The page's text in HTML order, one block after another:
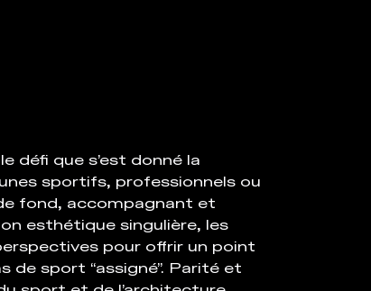
défi que s’est donné la
sportifs, professionnels ou
fond, accompagnant et
esthétique singulière, les
pour offrir un point
de sport “assigné”. Parité et